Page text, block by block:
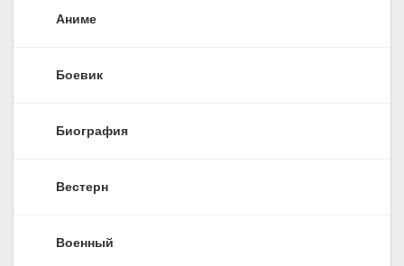
Аниме
Боевик
Биография
Вестерн
Военный